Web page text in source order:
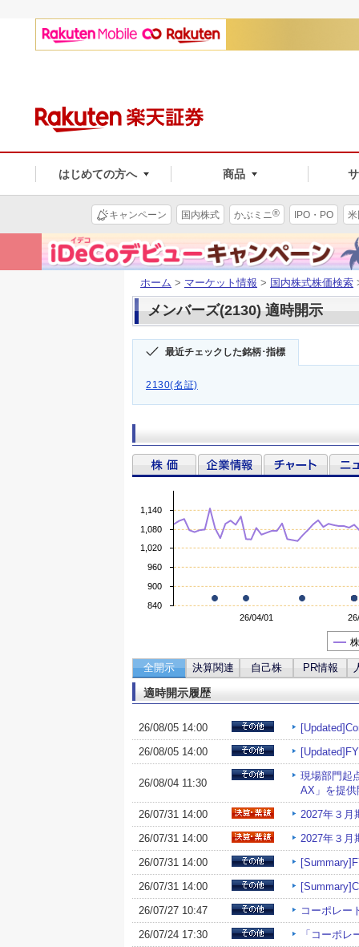
はじめての方へ 商品
キャンペーン 国内株式 かぶミニ® IPO・PO
ホーム > マーケット情報 > 国内株式株価検索
メンバーズ(2130) 適時開示
最近チェックした銘柄･指標
2130(名証)